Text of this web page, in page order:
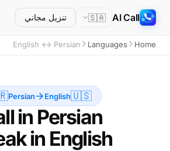
AI Call
🇸🇦 تنزيل مجاني
Home
Languages
English ↔ Persian
🇺🇸
English
Persian
in English.